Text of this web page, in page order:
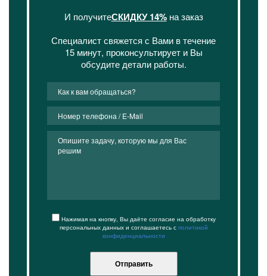
И получитеСКИДКУ 14%на заказ
Специалист свяжется с Вами в течение
15 минут, проконсультирует и Вы
обсудите детали работы.
Нажимая на кнопку, Вы даёте согласие на обработку
персональных данных и соглашаетесь с политикой
конфиденциальности
Отправить